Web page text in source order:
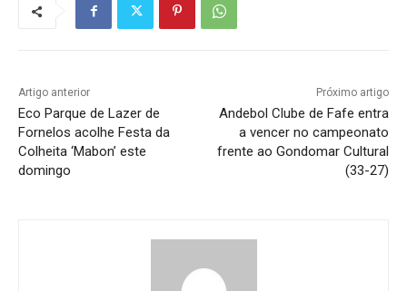
Artigo anterior
Eco Parque de Lazer de
Fornelos acolhe Festa da
Colheita ‘Mabon’ este
domingo
Próximo artigo
Andebol Clube de Fafe entra
a vencer no campeonato
frente ao Gondomar Cultural
(33-27)